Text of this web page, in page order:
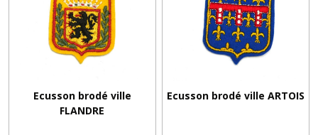
Ecusson brodé ville
FLANDRE
Ecusson brodé ville ARTOIS